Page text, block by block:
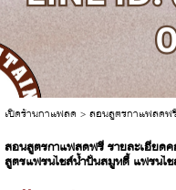
เปิดร้านกาแฟสด > สอนสูตรกาแฟสดฟ
สอนสูตรกาแฟสดฟรี รายละเอียด
สูตรแฟรนไชส์น้ำปั่นสมูทตี้ แฟรนไ